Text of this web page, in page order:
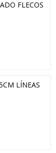
FLECOS
LÍNEAS